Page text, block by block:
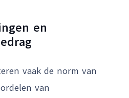
en
vaak de norm van
van